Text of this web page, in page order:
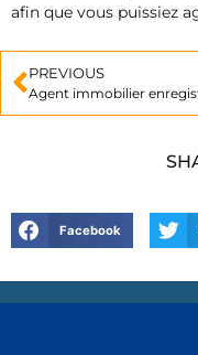
afin que vous puissiez
PREVIOUS
Facebook